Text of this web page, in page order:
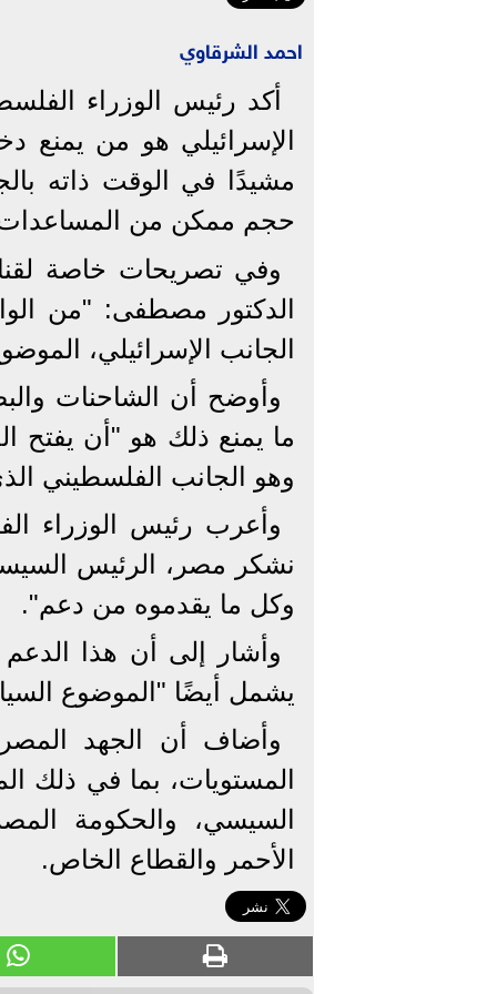
احمد الشرقاوي
أكد رئيس الوزراء
الإسرائيلي هو من يمنع
مشيدًا في الوقت ذاته
حجم ممكن من
وفي تصريحات خاصة
الدكتور مصطفى: "من
الجانب الإسرائيلي،
وأوضح أن الشاحنات
ما يمنع ذلك هو "أن يفتح
وهو الجانب الفلسطيني
وأعرب رئيس الوزراء
نشكر مصر، الرئيس
وكل ما يقدموه من دعم".
وأشار إلى أن هذا
يشمل أيضًا "الموضوع
وأضاف أن الجهد
المستويات، بما في ذلك
السيسي، والحكومة
الأحمر والقطاع الخاص.